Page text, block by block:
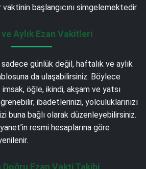
başlangıcını simgelemektedir.
Aylık Ezan Vakitleri
günlük değil, haftalık ve aylık
da ulaşabilirsiniz. Böylece
öğle, ikindi, akşam ve yatsı
ibadetlerinizi, yolculuklarınızı
buna bağlı olarak düzenleyebilirsiniz.
resmi hesaplarına göre
Doğru Ezan Vakti Takibi